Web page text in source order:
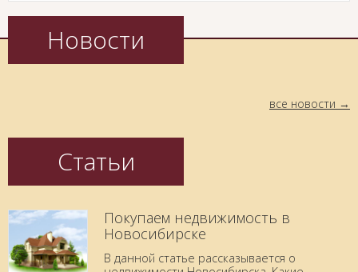
Новости
все новости
Статьи
Покупаем недвижимость в
Новосибирске
В данной статье рассказывается о